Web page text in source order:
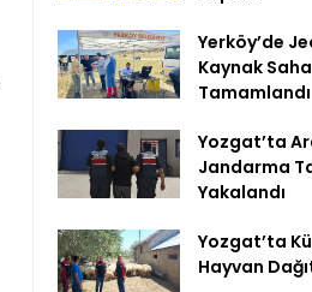
Yerköy’de
Kaynak
Tamamlandı
Yozgat’ta
Jandarma
Yakalandı
Yozgat’ta
Hayvan